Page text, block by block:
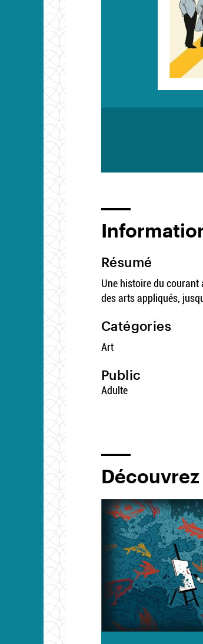
Résumé
Une histoire du courant
des arts appliqués,
Catégories
Art
Public
Adulte